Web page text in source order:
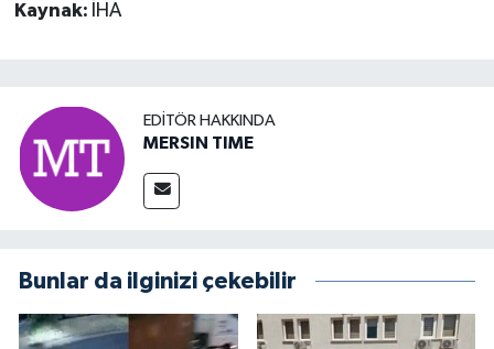
Kaynak: İHA
EDITÖR HAKKINDA
MERSIN TIME
Bunlar da ilginizi çekebilir